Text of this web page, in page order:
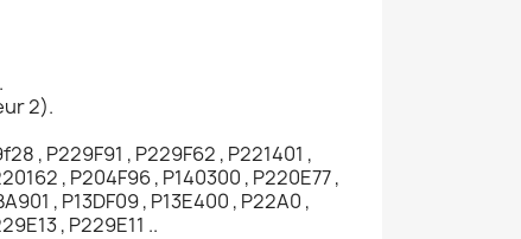
2).
, P229F91 , P229F62 , P221401 ,
, P204F96 , P140300 , P220E77 ,
, P13DF09 , P13E400 , P22A0 ,
, P229E11 ..